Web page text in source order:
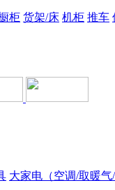
柜 货架/床 机柜 推车
大家电（空调/取暖气